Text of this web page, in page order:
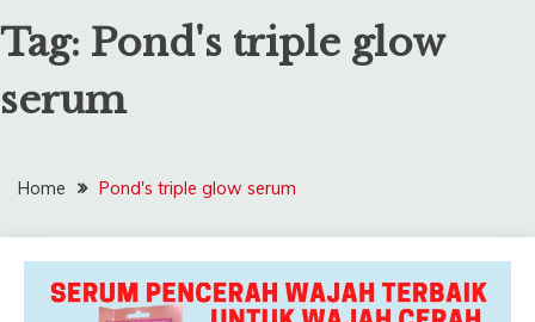
Tag: Pond's triple glow
serum
Home Pond's triple glow serum